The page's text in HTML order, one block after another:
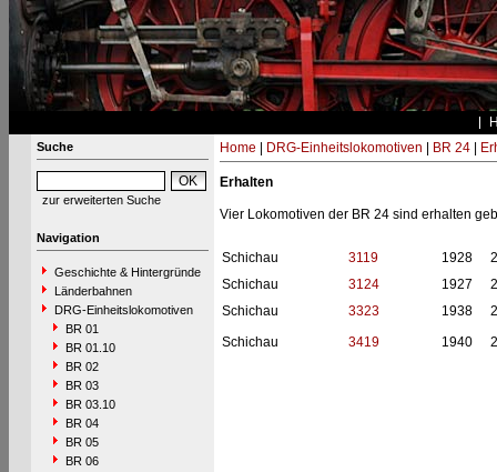
Suche
zur erweiterten Suche
Navigation
Geschichte & Hintergründe
Länderbahnen
DRG-Einheitslokomotiven
BR 01
BR 01.10
BR 02
BR 03
BR 03.10
BR 04
BR 05
BR 06
Home DRG-Einheitslokomotiven BR 24|
Erhalten
Vier Lokomotiven der BR 24 sind erhalten
Schichau 3119 1928
Schichau
3124 1927
Schichau
3323 1938
Schichau
3419 1940